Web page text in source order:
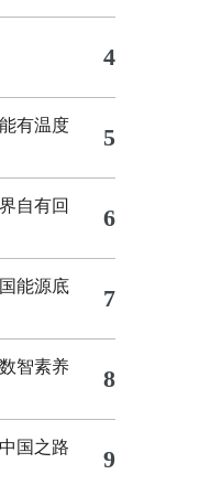
4
有温度 5
自有回
6
能源底
7
智素养
8
国之路 9